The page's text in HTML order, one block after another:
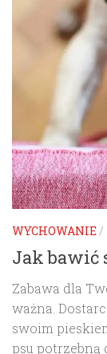
WYCHOWANIE/
Jak bawić
Zabawa dla
ważna.
swoim
psu potrzebną